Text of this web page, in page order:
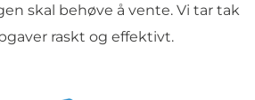
skal behøve å vente. Vi tar tak
raskt og effektivt.